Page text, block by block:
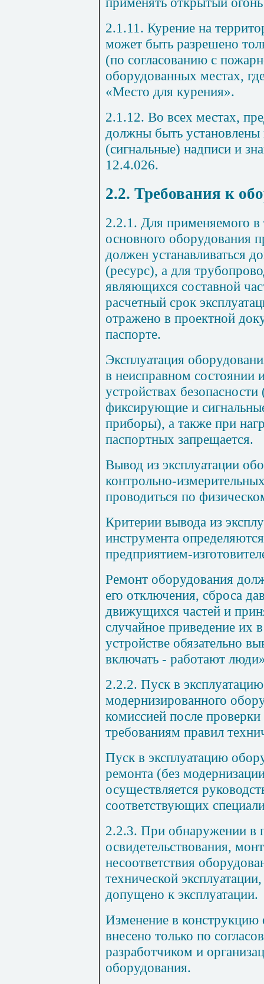
2.1.11. Курение на
может быть разрешено
(по согласованию с
оборудованных местах,
«Место для курения».
2.1.12. Во всех местах,
должны быть установлены
(сигнальные) надписи и
12.4.026.
2.2. Требования к
2.2.1. Для применяемого в
основного оборудования
должен устанавливаться
(ресурс), а для
являющихся составной
расчетный срок
отражено в проектной
паспорте.
Эксплуатация
в неисправном состоянии
устройствах
фиксирующие и
приборы), а также при
паспортных запрещается.
Вывод из эксплуатации
контрольно-
проводиться по
Критерии вывода из
инструмента
предприятием-
Ремонт оборудования
его отключения, сброса
движущихся частей и
случайное приведение их
устройстве обязательно
включать - работают
2.2.2. Пуск в
модернизированного
комиссией после проверки
требованиям правил
Пуск в эксплуатацию
ремонта (без
осуществляется
соответствующих
2.2.3. При обнаружении в
освидетельствования,
несоответствия
технической
допущено к эксплуатации.
Изменение в
внесено только по
разработчиком и
оборудования.